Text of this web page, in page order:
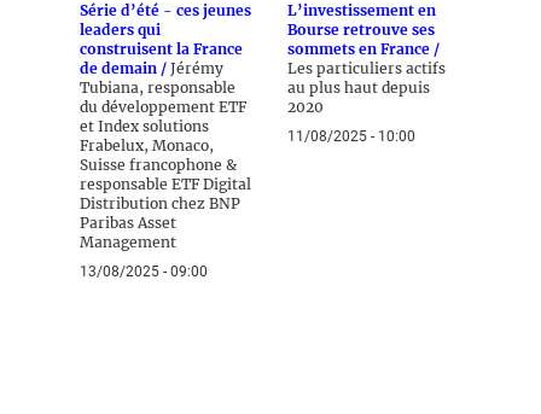
Série d’été - ces jeunes
leaders qui
construisent la France
de demain / Jérémy
Tubiana, responsable
du développement ETF
et Index solutions
Frabelux, Monaco,
Suisse francophone &
responsable ETF Digital
Distribution chez BNP
Paribas Asset
Management
13/08/2025 - 09:00
L’investissement en
Bourse retrouve ses
sommets en France /
Les particuliers actifs
au plus haut depuis
2020
11/08/2025 - 10:00